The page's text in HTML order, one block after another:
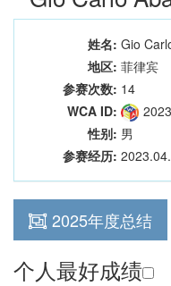
姓名: Gio
地区: 菲律宾
参赛次数: 14
WCA ID:
性别: 男
参赛经历:
2025年度总结
个人最好成绩